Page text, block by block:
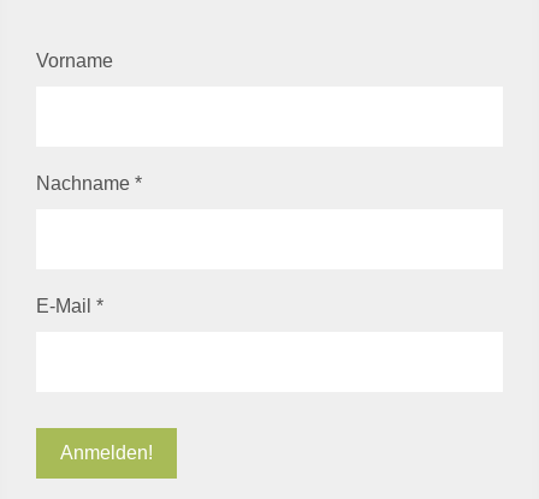
Vorname
Nachname *
E-Mail *